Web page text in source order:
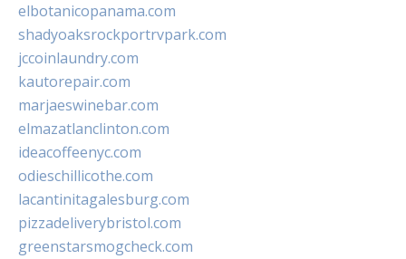
elbotanicopanama.com
shadyoaksrockportrvpark.com
jccoinlaundry.com
kautorepair.com
marjaeswinebar.com
elmazatlanclinton.com
ideacoffeenyc.com
odieschillicothe.com
lacantinitagalesburg.com
pizzadeliverybristol.com
greenstarsmogcheck.com